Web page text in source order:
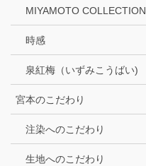
MIYAMOTO COLLECTION
時感
泉紅梅（いずみこうばい)
宮本のこだわり
注染へのこだわり
生地へのこだわり